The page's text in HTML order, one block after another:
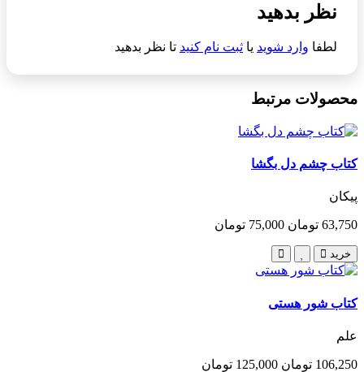
نظر بدهید
لطفا وارد شوید یا ثبت نام کنید تا نظر بدهید
محصولات مرتبط
کتاب چشم دل بگشا
پیکان
63,750 تومان 75,000 تومان
خرید
کتاب شور هستی
علم
106,250 تومان 125,000 تومان